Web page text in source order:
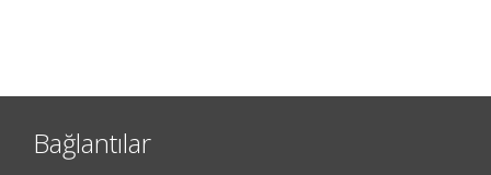
Bağlantılar